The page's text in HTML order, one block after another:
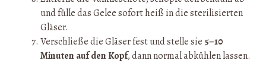
und fülle das Gelee sofort heiß in die sterilisierten
Gläser.
Verschließe die Gläser fest und stelle sie 5–10
Minuten auf den Kopf, dann normal abkühlen lassen.